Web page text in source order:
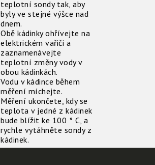
teplotní sondy tak, aby
byly ve stejné výšce nad
dnem.
Obě kádinky ohřívejte na
elektrickém vařiči a
zaznamenávejte
teplotní změny vody v
obou kádinkách.
Vodu v kádince během
měření míchejte.
Měření ukončete, kdy se
teplota v jedné z kádinek
bude blížit ke 100 ° C, a
rychle vytáhněte sondy z
kádinek.